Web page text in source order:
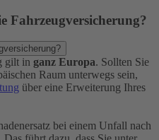
Fahrzeugversicherung?
gilt in ganz Europa. Sollten Sie
Raum unterwegs sein,
über eine Erweiterung Ihres
bei einem Unfall nach